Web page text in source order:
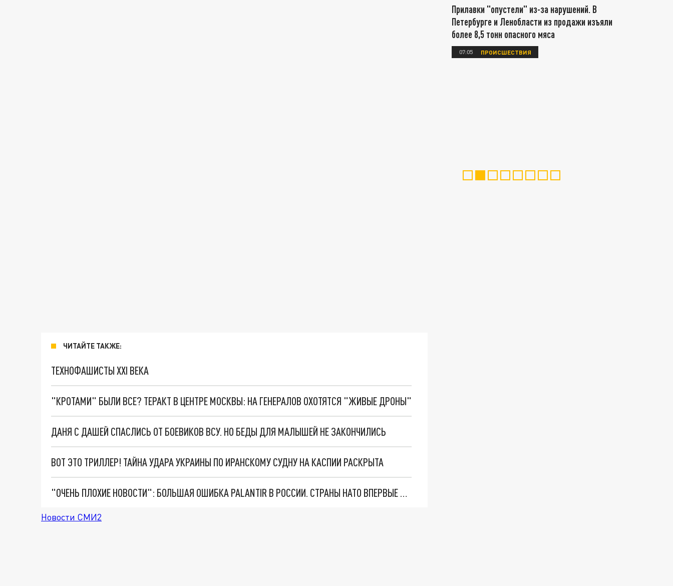
ЧИТАЙТЕ ТАКЖЕ:
ТЕХНОФАШИСТЫ XXI ВЕКА
"КРОТАМИ" БЫЛИ ВСЕ? ТЕРАКТ В ЦЕНТРЕ МОСКВЫ: НА ГЕНЕРАЛОВ ОХОТЯТСЯ "ЖИВЫЕ ДРОНЫ"
ДАНЯ С ДАШЕЙ СПАСЛИСЬ ОТ БОЕВИКОВ ВСУ. НО БЕДЫ ДЛЯ МАЛЫШЕЙ НЕ ЗАКОНЧИЛИСЬ
ВОТ ЭТО ТРИЛЛЕР! ТАЙНА УДАРА УКРАИНЫ ПО ИРАНСКОМУ СУДНУ НА КАСПИИ РАСКРЫТА
"ОЧЕНЬ ПЛОХИЕ НОВОСТИ": БОЛЬШАЯ ОШИБКА PALANTIR В РОССИИ. СТРАНЫ НАТО ВПЕРВЫЕ ЗА СВО ОСТАНОВИЛИ ПОСТАВКИ ОРУЖИЯ. ВСУ ТЕРЯЮТ ПРИГРАНИЧЬЕ?
Новости СМИ2
Прилавки "опустели" из-за нарушений. В
Петербурге и Ленобласти из продажи изъяли
более 8,5 тонн опасного мяса
07:05 ПРОИСШЕСТВИЯ